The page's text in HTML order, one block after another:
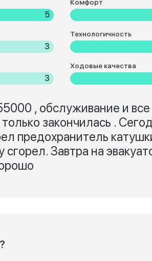
5
Комфорт
3
Технологичность
3
Ходовые качества
, обслуживание и
закончилась .
предохранитель
сгорел. Завтра на